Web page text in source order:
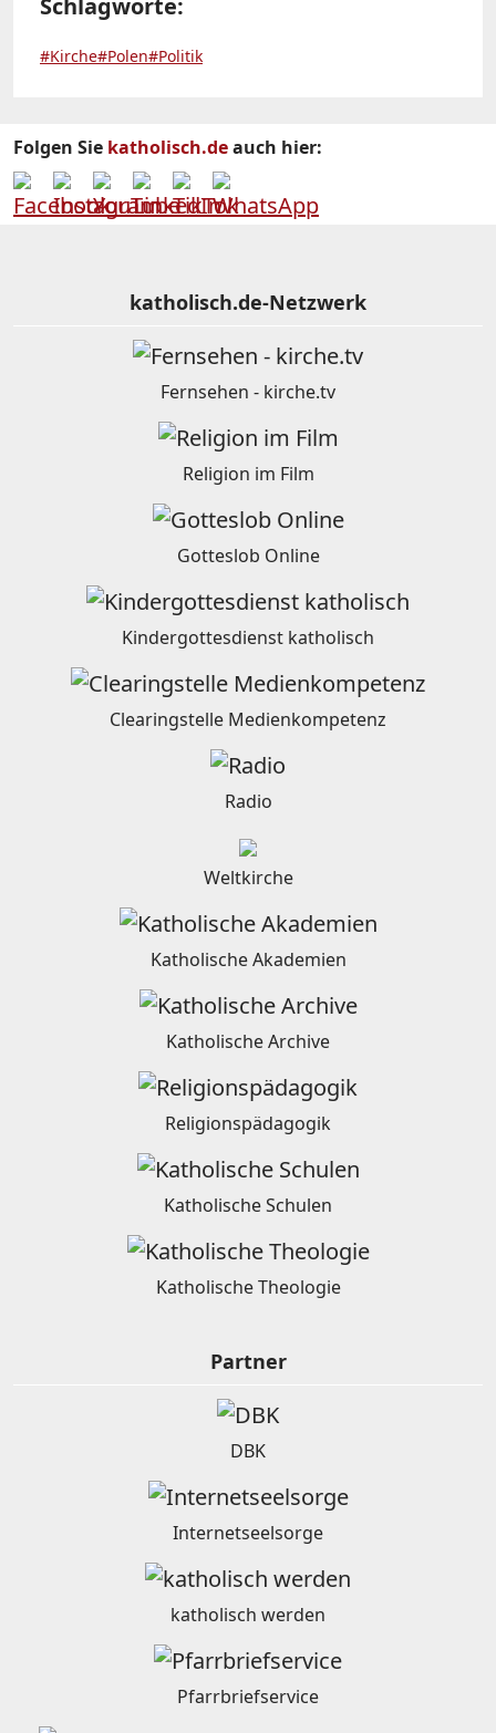
Schlagworte:
#Kirche#Polen#Politik
Folgen Sie katholisch.deauch hier:
katholisch.de-Netzwerk
Fernsehen - kirche.tv
Religion im Film
Gotteslob Online
Kindergottesdienst katholisch
Clearingstelle Medienkompetenz
Radio
Weltkirche
Katholische Akademien
Katholische Archive
Religionspädagogik
Katholische Schulen
Katholische Theologie
Partner
DBK
Internetseelsorge
katholisch werden
Pfarrbriefservice